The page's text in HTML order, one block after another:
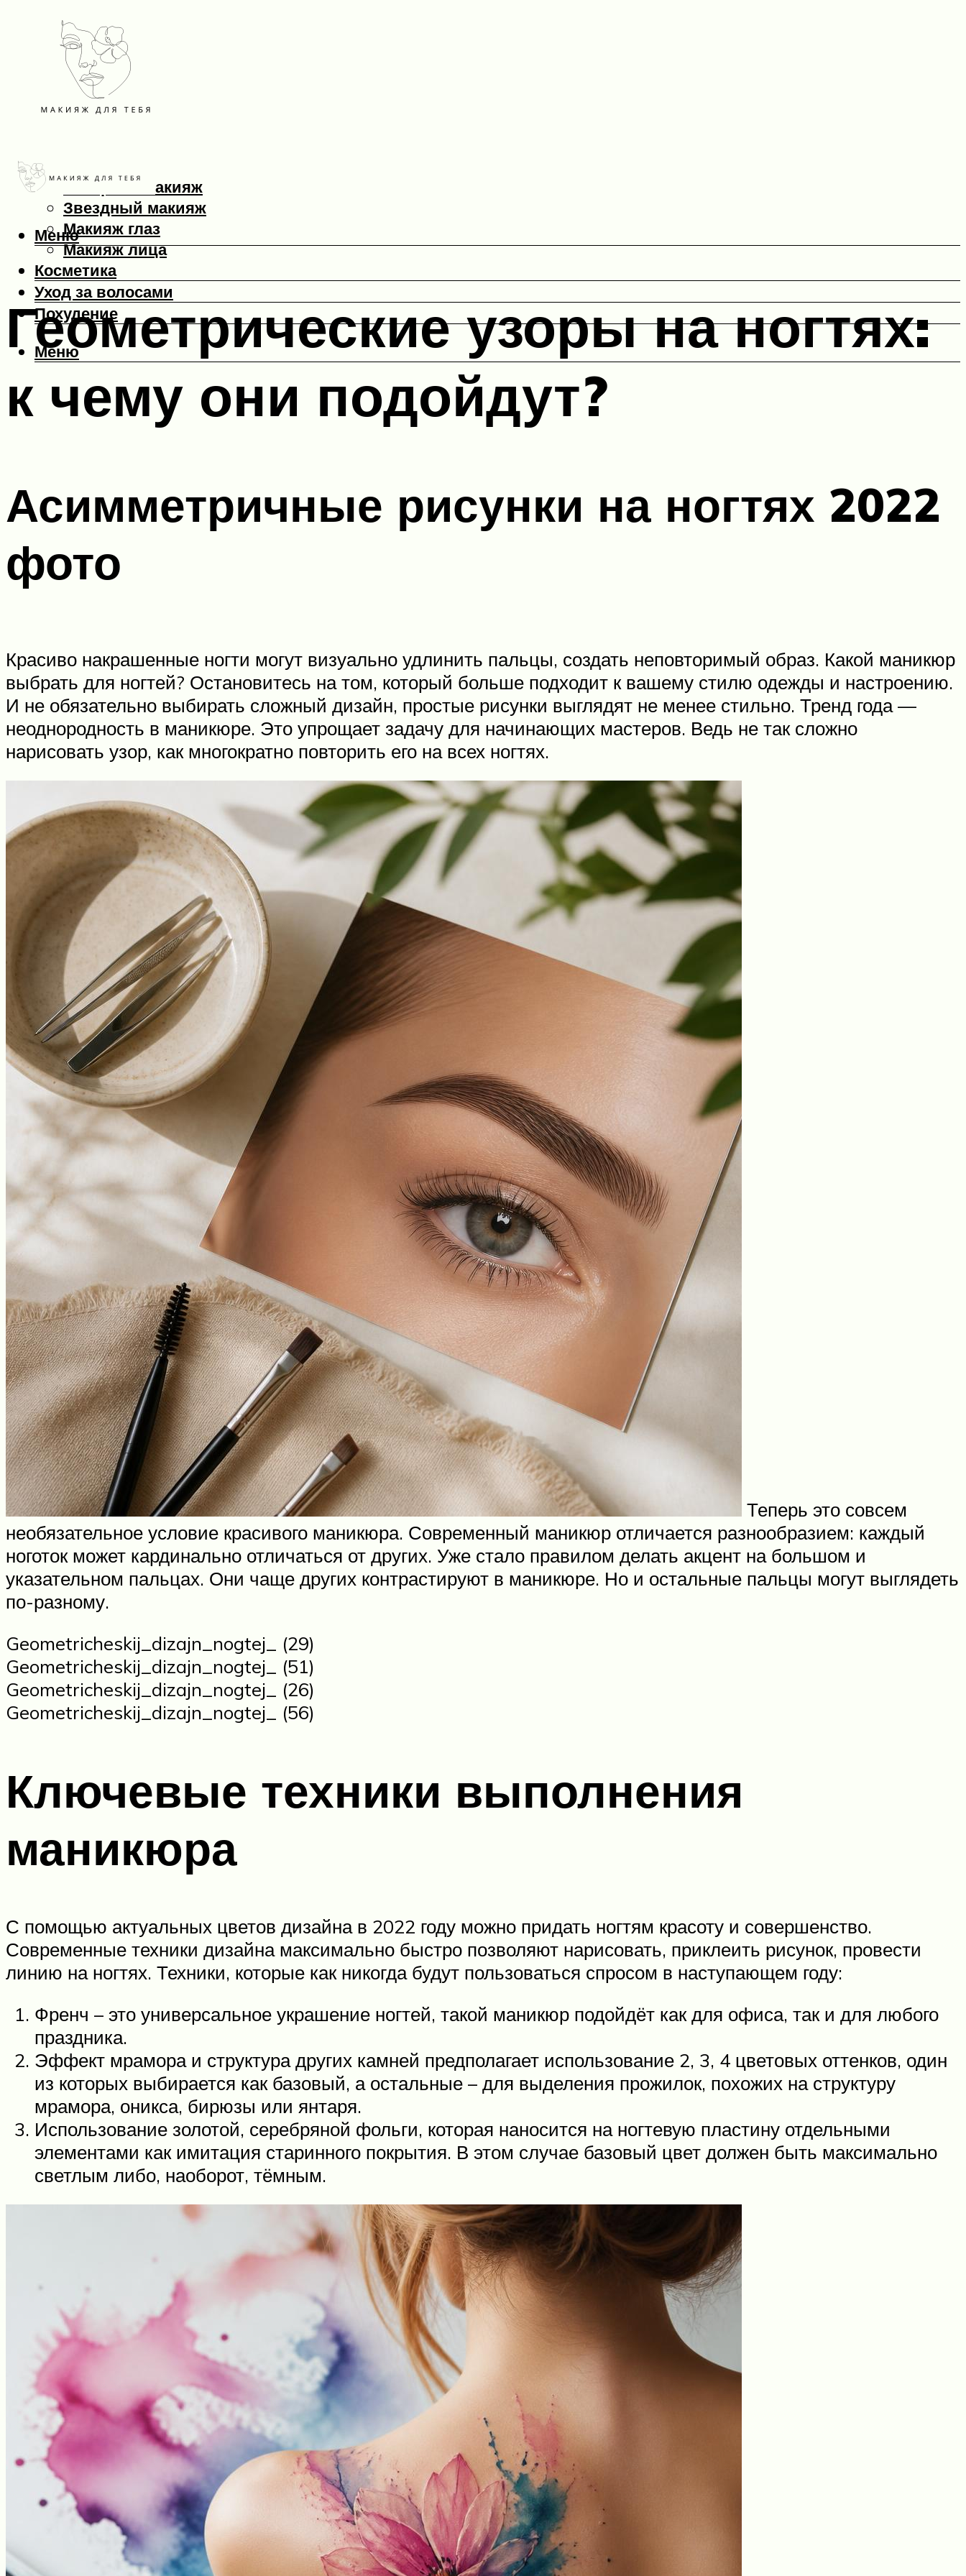
Макияж
Вечерний макияж
Звездный макияж
Макияж глаз
Макияж лица
Косметика
Уход за волосами
Похудение
Меню
Меню
Геометрические узоры на ногтях:
к чему они подойдут?
Асимметричные рисунки на ногтях 2022
фото
Красиво накрашенные ногти могут визуально удлинить пальцы, создать неповторимый образ. Какой маникюр
выбрать для ногтей? Остановитесь на том, который больше подходит к вашему стилю одежды и настроению.
И не обязательно выбирать сложный дизайн, простые рисунки выглядят не менее стильно. Тренд года —
неоднородность в маникюре. Это упрощает задачу для начинающих мастеров. Ведь не так сложно
нарисовать узор, как многократно повторить его на всех ногтях.
Теперь это совсем
необязательное условие красивого маникюра. Современный маникюр отличается разнообразием: каждый
ноготок может кардинально отличаться от других. Уже стало правилом делать акцент на большом и
указательном пальцах. Они чаще других контрастируют в маникюре. Но и остальные пальцы могут выглядеть
по-разному.
Geometricheskij_dizajn_nogtej_ (29)
Geometricheskij_dizajn_nogtej_ (51)
Geometricheskij_dizajn_nogtej_ (26)
Geometricheskij_dizajn_nogtej_ (56)
Ключевые техники выполнения
маникюра
С помощью актуальных цветов дизайна в 2022 году можно придать ногтям красоту и совершенство.
Современные техники дизайна максимально быстро позволяют нарисовать, приклеить рисунок, провести
линию на ногтях. Техники, которые как никогда будут пользоваться спросом в наступающем году:
Френч – это универсальное украшение ногтей, такой маникюр подойдёт как для офиса, так и для любого
праздника.
Эффект мрамора и структура других камней предполагает использование 2, 3, 4 цветовых оттенков, один
из которых выбирается как базовый, а остальные – для выделения прожилок, похожих на структуру
мрамора, оникса, бирюзы или янтаря.
Использование золотой, серебряной фольги, которая наносится на ногтевую пластину отдельными
элементами как имитация старинного покрытия. В этом случае базовый цвет должен быть максимально
светлым либо, наоборот, тёмным.